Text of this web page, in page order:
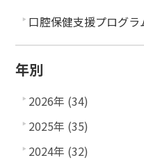
口腔保健支援プログラ
年別
2026年 (34)
2025年 (35)
2024年 (32)